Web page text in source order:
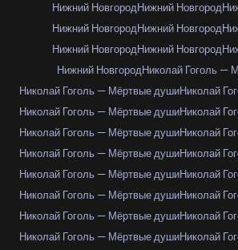
Нижний НовгородНижний Новгород
Нижний НовгородНижний Новгород
Нижний НовгородНижний Новгород
Нижний НовгородНиколай Гоголь —
Николай Гоголь — Мёртвые душиНиколай
Николай Гоголь — Мёртвые душиНиколай
Николай Гоголь — Мёртвые душиНиколай
Николай Гоголь — Мёртвые душиНиколай
Николай Гоголь — Мёртвые душиНиколай
Николай Гоголь — Мёртвые душиНиколай
Николай Гоголь — Мёртвые душиНиколай
Николай Гоголь — Мёртвые душиНиколай